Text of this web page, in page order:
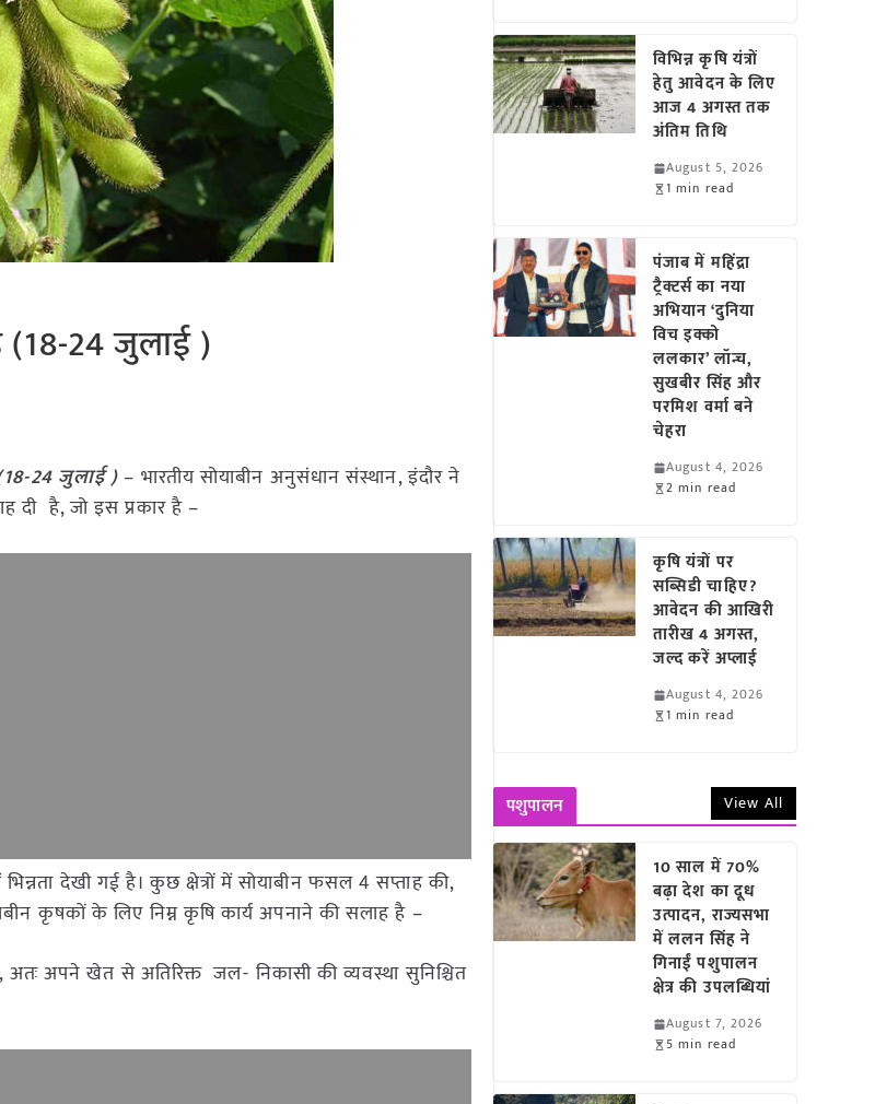
24 जुलाई )
24 जुलाई ) – भारतीय सोयाबीन अनुसंधान संस्थान, इंदौर ने
दी है, जो इस प्रकार है –
देखी गई है। कुछ क्षेत्रों में सोयाबीन फसल 4 सप्ताह की,
कृषकों के लिए निम्न कृषि कार्य अपनाने की सलाह है –
अतः अपने खेत से अतिरिक्त जल- निकासी की व्यवस्था सुनिश्चित
विभिन्न कृषि यंत्रों
हेतु आवेदन के लिए
आज 4 अगस्त तक
अंतिम तिथि
August 5, 2026
1 min read
पंजाब में महिंद्रा
ट्रैक्टर्स का नया
अभियान ‘दुनिया
विच इक्को
ललकार’ लॉन्च,
सुखबीर सिंह और
परमिश वर्मा बने
चेहरा
August 4, 2026
2 min read
कृषि यंत्रों पर
सब्सिडी चाहिए?
आवेदन की आखिरी
तारीख 4 अगस्त,
जल्द करें अप्लाई
August 4, 2026
1 min read
पशुपालन View All
10 साल में 70%
बढ़ा देश का दूध
उत्पादन, राज्यसभा
में ललन सिंह ने
गिनाईं पशुपालन
क्षेत्र की उपलब्धियां
August 7, 2026
5 min read